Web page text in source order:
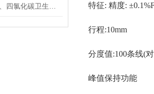
特征: 精度:
行程:10mm
分度值:100条线(
峰值保持功能